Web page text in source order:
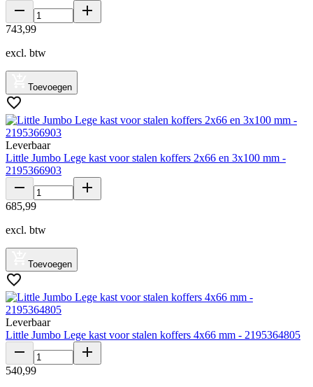
743,99
excl. btw
Toevoegen
Leverbaar
Little Jumbo Lege kast voor stalen koffers 2x66 en 3x100 mm -
2195366903
685,99
excl. btw
Toevoegen
Leverbaar
Little Jumbo Lege kast voor stalen koffers 4x66 mm - 2195364805
540,99